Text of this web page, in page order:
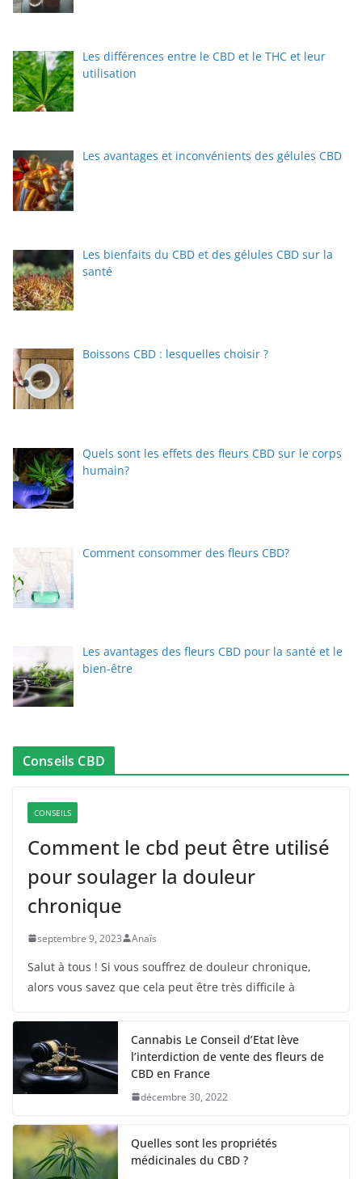
Les différences entre le CBD et le THC et leur
utilisation
Les avantages et inconvénients des gélules CBD
Les bienfaits du CBD et des gélules CBD sur la
santé
Boissons CBD : lesquelles choisir ?
Quels sont les effets des fleurs CBD sur le corps
humain?
Comment consommer des fleurs CBD?
Les avantages des fleurs CBD pour la santé et le
bien-être
Conseils CBD
CONSEILS
Comment le cbd peut être utilisé
pour soulager la douleur
chronique
septembre 9, 2023 Anaïs
Salut à tous ! Si vous souffrez de douleur chronique,
alors vous savez que cela peut être très difficile à
Cannabis Le Conseil d’Etat lève
l’interdiction de vente des fleurs de
CBD en France
décembre 30, 2022
Quelles sont les propriétés
médicinales du CBD ?